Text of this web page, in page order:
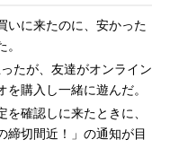
いに来たのに、安かった
たが、友達がオンライン
購入し一緒に遊んだ。
確認しに来たときに、
締切間近！」の通知が目